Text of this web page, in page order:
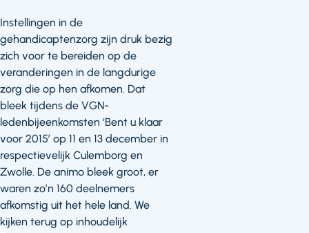
Instellingen in de
gehandicaptenzorg zijn druk bezig
zich voor te bereiden op de
veranderingen in de langdurige
zorg die op hen afkomen. Dat
bleek tijdens de VGN-
ledenbijeenkomsten ‘Bent u klaar
voor 2015’ op 11 en 13 december in
respectievelijk Culemborg en
Zwolle. De animo bleek groot, er
waren zo’n 160 deelnemers
afkomstig uit het hele land. We
kijken terug op inhoudelijk